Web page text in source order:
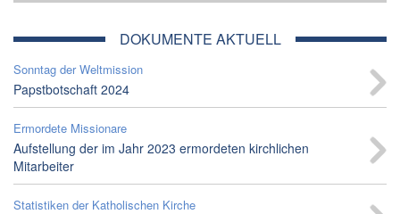
DOKUMENTE AKTUELL
Sonntag der Weltmission
Papstbotschaft 2024
Ermordete Missionare
Aufstellung der im Jahr 2023 ermordeten kirchlichen
Mitarbeiter
Statistiken der Katholischen Kirche